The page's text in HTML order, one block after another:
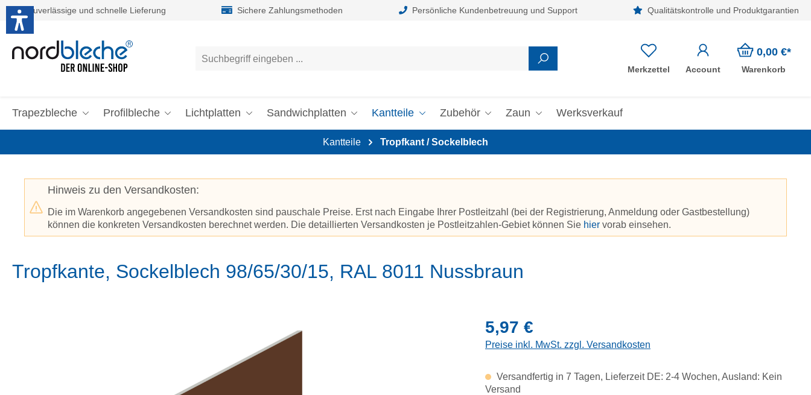
Hauptinhalt springen
Zur Suche springen
Zuverlässige und schnelle Lieferung Sichere Zahlungsmethoden Persönliche Kundenbetreuung und Support Qualitätskontrolle und Produktgarantien
Merkzettel Account
0,00 €*
Warenkorb
Trapezbleche Profilbleche Lichtplatten Sandwichplatten Kantteile Zubehör Zaun Werksverkauf
Kantteile Tropfkant / Sockelblech
Hinweis zu den Versandkosten:
Die im Warenkorb angegebenen Versandkosten sind pauschale Preise. Erst nach Eingabe Ihrer Postleitzahl (bei der Registrierung, Anmeldung oder Gastbestellung)
können die konkreten Versandkosten berechnet werden. Die detaillierten Versandkosten je Postleitzahlen-Gebiet können Sie hier vorab einsehen.
Tropfkante, Sockelblech 98/65/30/15, RAL 8011 Nussbraun
Regulärer Preis:
5,97 €
Preise inkl. MwSt. zzgl. Versandkosten
Versandfertig in 7 Tagen, Lieferzeit DE: 2-4 Wochen, Ausland: Kein
Versand